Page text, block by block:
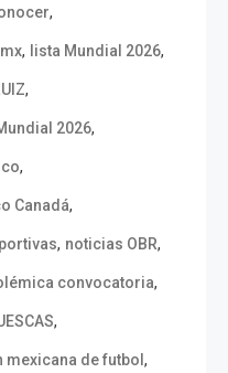
,
, lista Mundial 2026,
,
2026,
,
Canadá,
, noticias OBR,
convocatoria,
,
de futbol ,